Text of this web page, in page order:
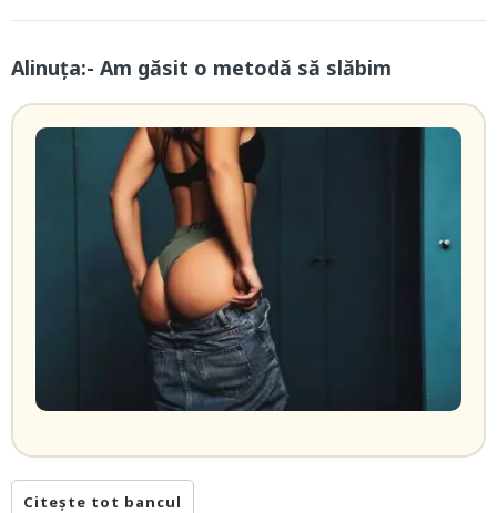
Alinuța:- Am găsit o metodă să slăbim
Citește tot bancul